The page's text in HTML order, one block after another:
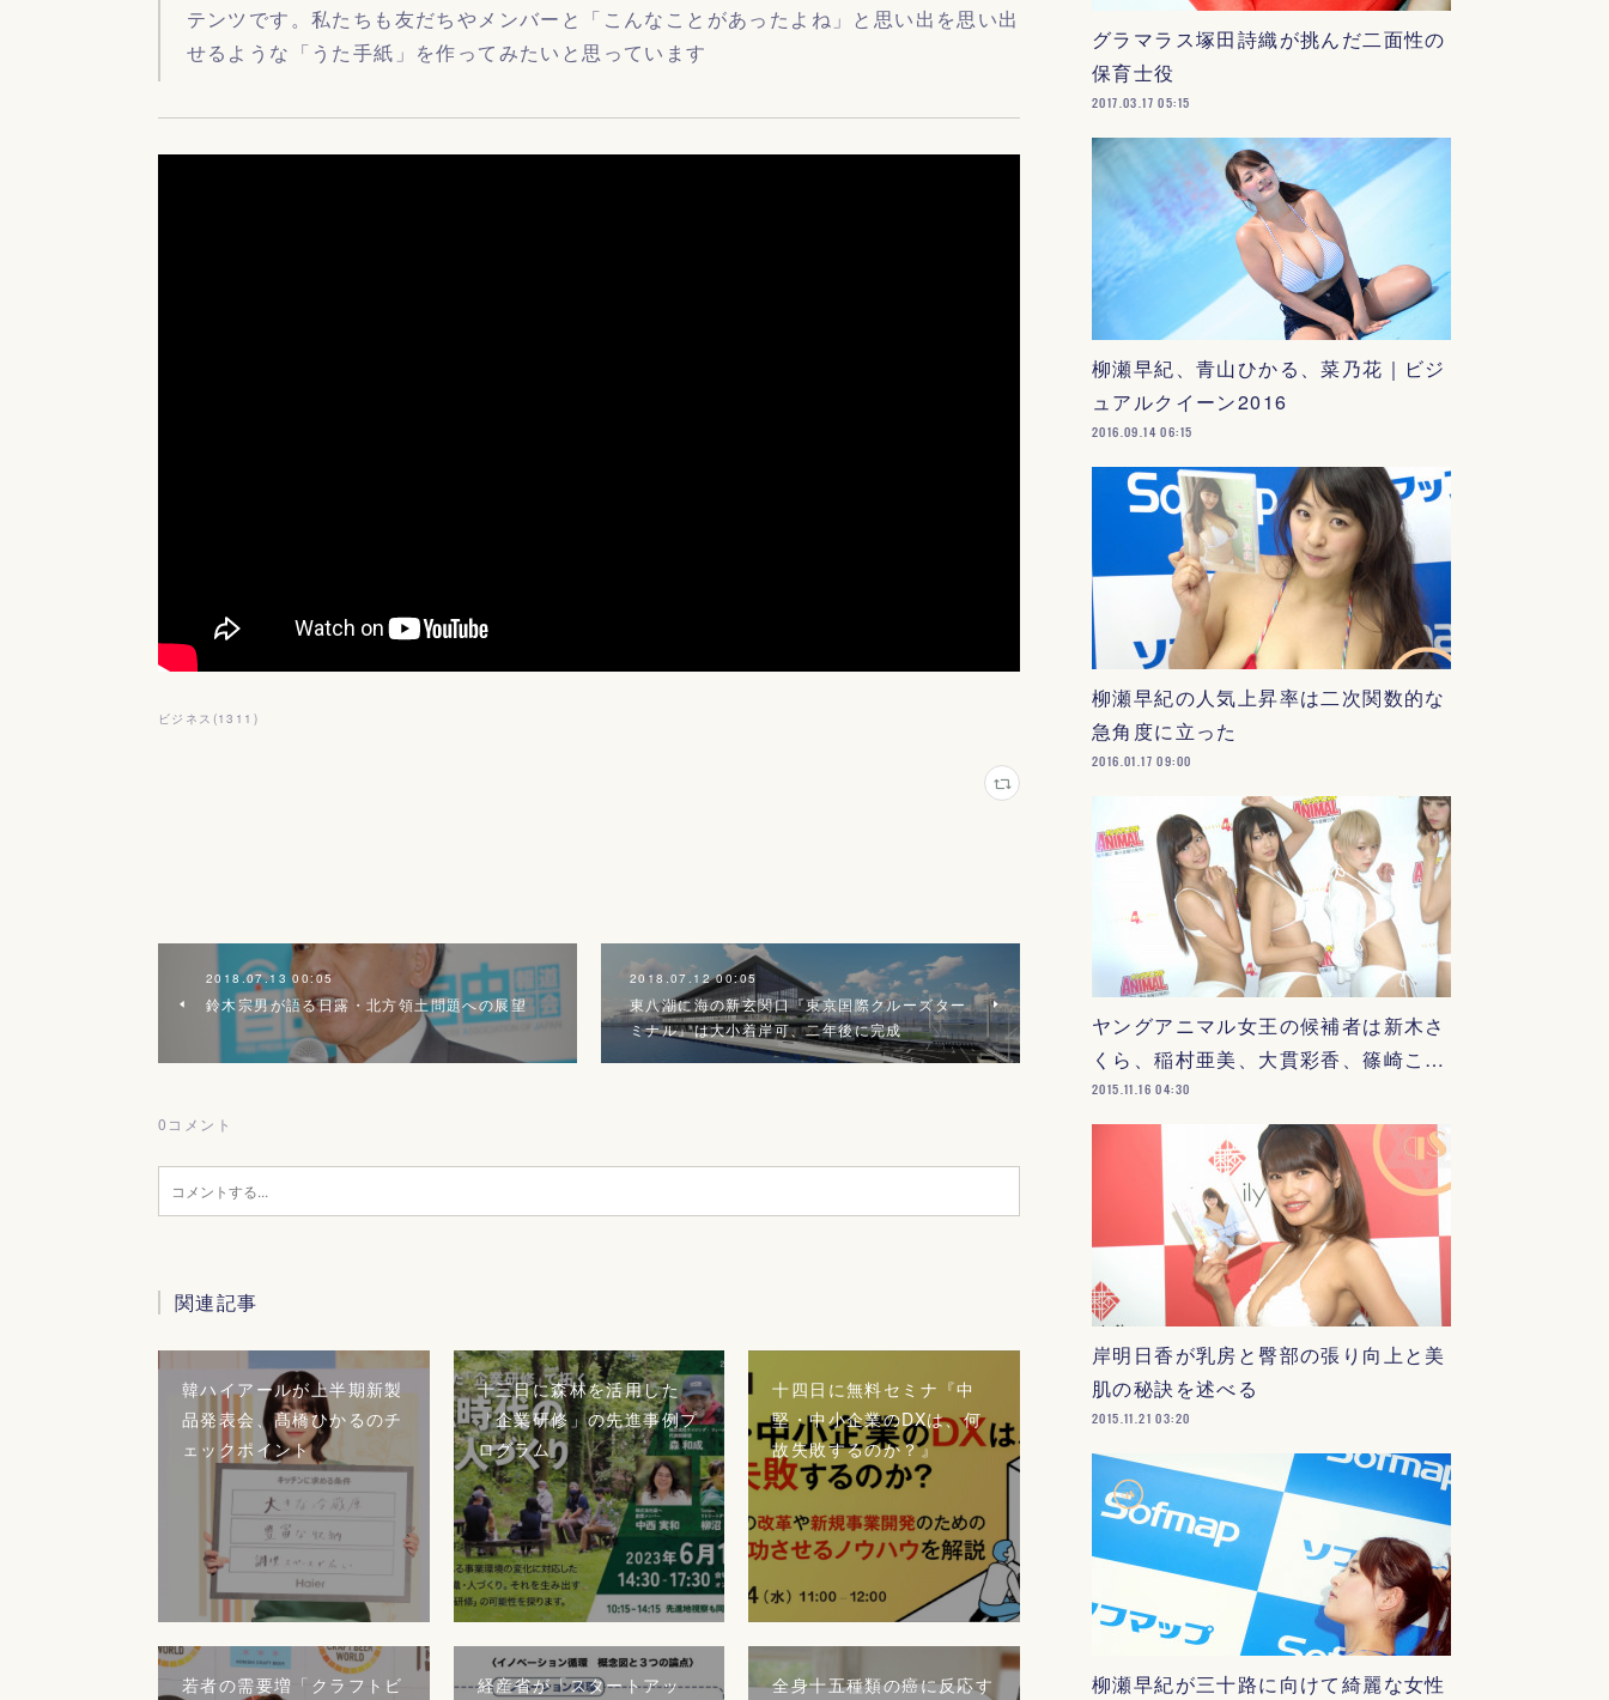
テンツです。私たちも友だちやメンバーと「こんなことがあったよね」と思い出を思い出
せるような「うた手紙」を作ってみたいと思っています
ビジネス (1311 )
2018.07.13 00:05
鈴木宗男が語る日露・北方領土問題への展望
2018.07.12 00:05
東八潮に海の新玄関口『東京国際クルーズター
ミナル』は大小着岸可、二年後に完成
0 コメント
関連記事
韓ハイアールが上半期新製
品発表会、髙橋ひかるのチ
ェックポイント
十三日に森林を活用した
「企業研修」の先進事例プ
ログラム
十四日に無料セミナ『中
堅・中小企業のDXは、何
故失敗するのか？』
若者の需要増「クラフトビ
経産省が「スタートアッ
全身十五種類の癌に反応す
グラマラス塚田詩織が挑んだ二面性の
保育士役
2017.03.17 05:15
柳瀬早紀、青山ひかる、菜乃花｜ビジ
ュアルクイーン2016
2016.09.14 06:15
柳瀬早紀の人気上昇率は二次関数的な
急角度に立った
2016.01.17 09:00
ヤングアニマル女王の候補者は新木さ
くら、稲村亜美、大貫彩香、篠崎こ…
2015.11.16 04:30
岸明日香が乳房と臀部の張り向上と美
肌の秘訣を述べる
2015.11.21 03:20
柳瀬早紀が三十路に向けて綺麗な女性